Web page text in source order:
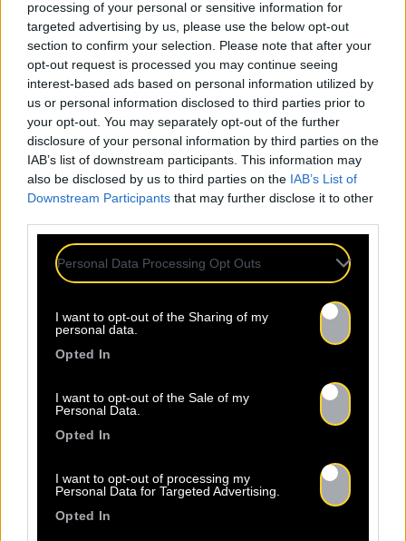
processing of your personal or sensitive information for
targeted advertising by us, please use the below opt-out
section to confirm your selection. Please note that after your
opt-out request is processed you may continue seeing
interest-based ads based on personal information utilized by
us or personal information disclosed to third parties prior to
your opt-out. You may separately opt-out of the further
disclosure of your personal information by third parties on the
IAB’s list of downstream participants. This information may
also be disclosed by us to third parties on the IAB’s List of
Downstream Participants that may further disclose it to other
Personal Data Processing Opt Outs
I want to opt-out of the Sharing of my
personal data.
Opted In
I want to opt-out of the Sale of my
Personal Data.
Opted In
I want to opt-out of processing my
Personal Data for Targeted Advertising.
Opted In
projet pousse en lui depuis le départ et que
son avènement représente un point fort de sa
vie d’artiste.
Pas d'articles trouvés pour l'artiste : balik.
LES DERNIÈRES
24.07
French VIP Women